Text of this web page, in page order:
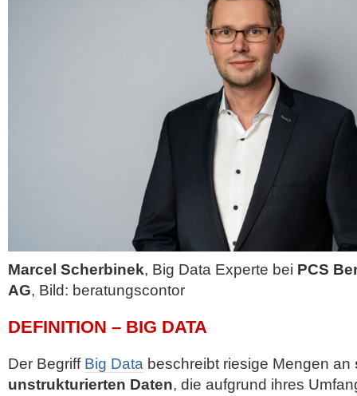
Marcel Scherbinek, Big Data Experte bei PCS
AG, Bild: beratungscontor
DEFINITION – BIG DATA
Der Begriff Big Data beschreibt riesige Mengen an
unstrukturierten Daten, die aufgrund ihres